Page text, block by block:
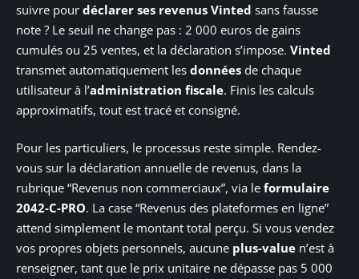
suivre pour déclarer ses revenus Vinted sans fausse
note ? Le seuil ne change pas : 2 000 euros de gains
cumulés ou 25 ventes, et la déclaration s’impose. Vinted
transmet automatiquement les données de chaque
utilisateur à l’administration fiscale. Finis les calculs
approximatifs, tout est tracé et consigné.
Pour les particuliers, le processus reste simple. Rendez-
vous sur la déclaration annuelle de revenus, dans la
rubrique “Revenus non commerciaux”, via le formulaire
2042-C-PRO. La case “Revenus des plateformes en ligne”
attend simplement le montant total perçu. Si vous vendez
vos propres objets personnels, aucune plus-value n’est à
renseigner, tant que le prix unitaire ne dépasse pas 5 000